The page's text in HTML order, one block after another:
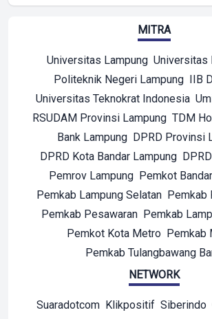
MITRA
Universitas Lampung Universitas
Politeknik Negeri Lampung IIB
Universitas Teknokrat Indonesia
RSUDAM Provinsi Lampung TDM
Bank Lampung DPRD Provinsi
DPRD Kota Bandar Lampung
Pemrov Lampung Pemkot
Pemkab Lampung Selatan Pemkab
Pemkab Pesawaran Pemkab
Pemkot Kota Metro Pemkab
Pemkab Tulangbawang
NETWORK
Suaradotcom Klikpositif Siberindo